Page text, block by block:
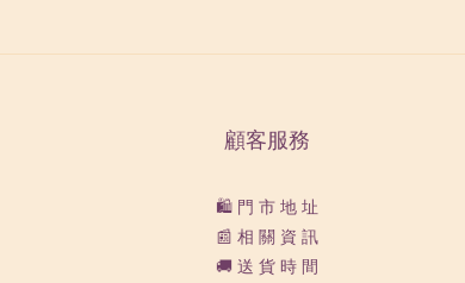
顧客服務
🛍️ 門 市 地 址
📰 相 關 資 訊
🚚 送 貨 時 間